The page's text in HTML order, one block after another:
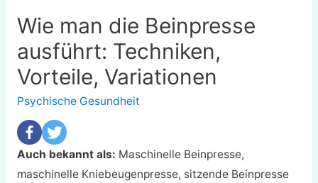
Wie man die Beinpresse
ausführt: Techniken,
Vorteile, Variationen
Psychische Gesundheit
Auch bekannt als: Maschinelle Beinpresse,
maschinelle Kniebeugenpresse, sitzende Beinpresse